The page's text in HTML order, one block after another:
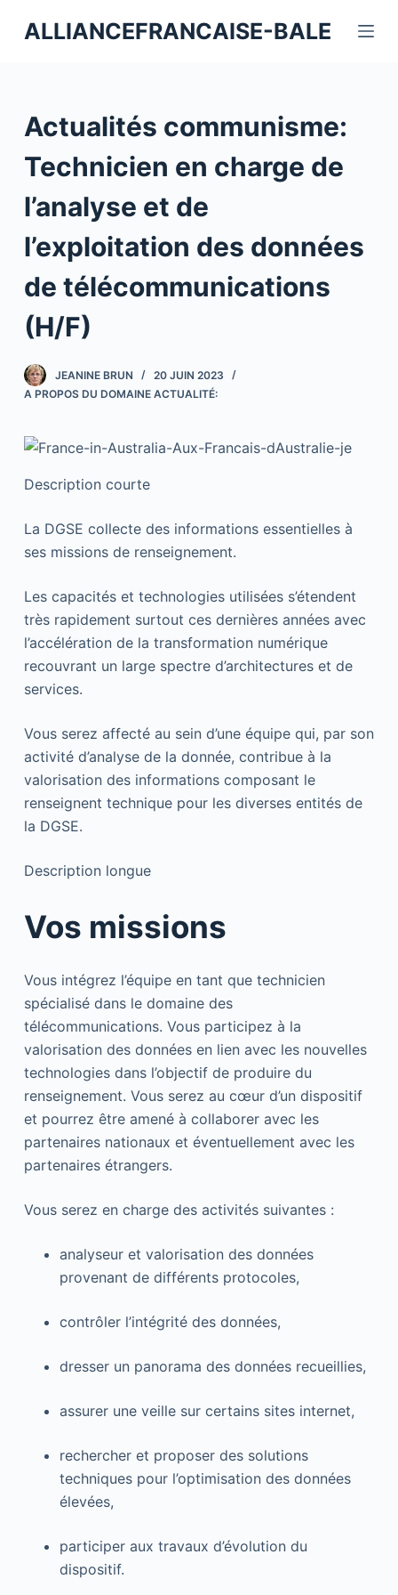
a
a
n
e
ALLIANCEFRANCAISE-BALE
Actualités communisme:
Technicien en charge de
l’analyse et de
l’exploitation des données
de télécommunications
(H/F)
JEANINE BRUN
20 JUIN 2023
A PROPOS DU DOMAINE ACTUALITÉ:
Description courte
La DGSE collecte des informations essentielles à
ses missions de renseignement.
Les capacités et technologies utilisées s’étendent
très rapidement surtout ces dernières années avec
l’accélération de la transformation numérique
recouvrant un large spectre d’architectures et de
services.
Vous serez affecté au sein d’une équipe qui, par son
activité d’analyse de la donnée, contribue à la
valorisation des informations composant le
renseignent technique pour les diverses entités de
la DGSE.
Description longue
Vos missions
Vous intégrez l’équipe en tant que technicien
spécialisé dans le domaine des
télécommunications. Vous participez à la
valorisation des données en lien avec les nouvelles
technologies dans l’objectif de produire du
renseignement. Vous serez au cœur d’un dispositif
et pourrez être amené à collaborer avec les
partenaires nationaux et éventuellement avec les
partenaires étrangers.
Vous serez en charge des activités suivantes :
analyseur et valorisation des données
provenant de différents protocoles,
contrôler l’intégrité des données,
dresser un panorama des données recueillies,
assurer une veille sur certains sites internet,
rechercher et proposer des solutions
techniques pour l’optimisation des données
élevées,
participer aux travaux d’évolution du
dispositif.